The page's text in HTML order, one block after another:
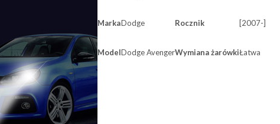
MarkaDodge
ModelDodge Avenger
Rocznik [2007-]
Wymiana żarówkiŁatwa